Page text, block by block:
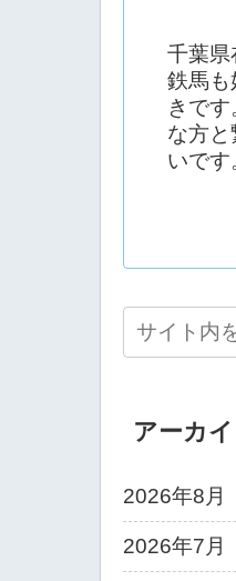
千葉県
鉄馬も
きで
な方と
いです
アーカ
2026年8月
2026年7月